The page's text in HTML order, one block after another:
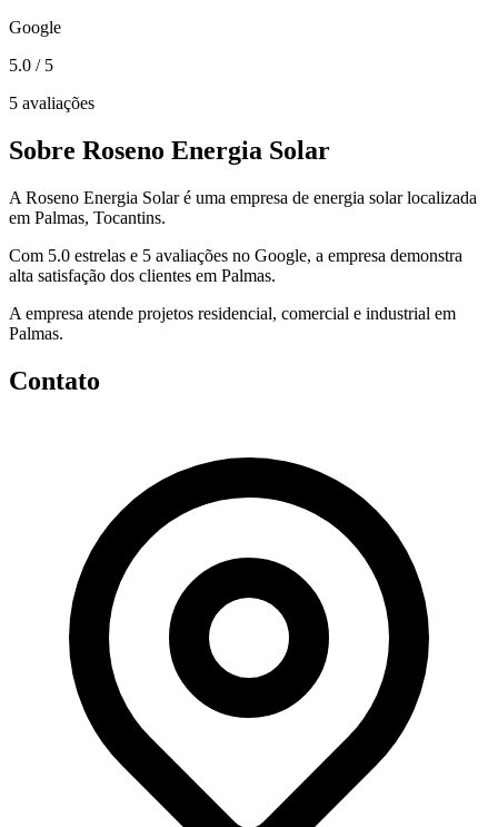
Google
5.0 / 5
5 avaliações
Sobre Roseno Energia Solar
A Roseno Energia Solar é uma empresa de energia solar localizada
em Palmas, Tocantins.
Com 5.0 estrelas e 5 avaliações no Google, a empresa demonstra
alta satisfação dos clientes em Palmas.
A empresa atende projetos residencial, comercial e industrial em
Palmas.
Contato